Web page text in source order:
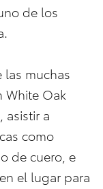
de los
las muchas
White Oak
asistir a
como
de cuero, e
el lugar para